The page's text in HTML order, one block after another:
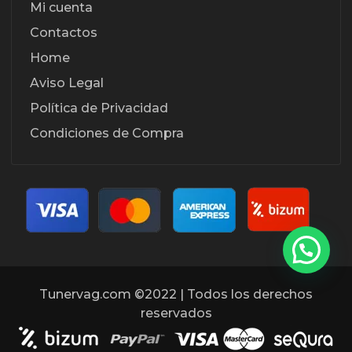
Mi cuenta
Contactos
Home
Aviso Legal
Política de Privacidad
Condiciones de Compra
Tunervag.com ©2022 | Todos los derechos
reservados